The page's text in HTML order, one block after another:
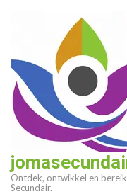
(druk
enter)
Ontdek, ontwikkel en
Secundair.